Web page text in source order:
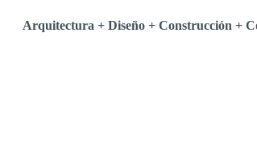
Arquitectura + Diseño + Construcción +